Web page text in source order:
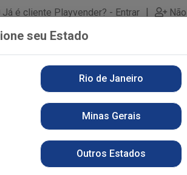
Já é cliente Playvender? - Entrar |
50G CLAS SPORT
seu Estado
Rio de Janeiro
Minas Gerais
Outros Estados